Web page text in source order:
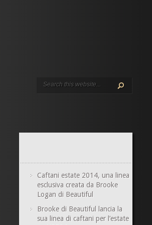
Caftani estate 2014, una linea
esclusiva creata da Brooke
Logan di Beautiful
Brooke di Beautiful lancia la
sua linea di caftani per l’estate